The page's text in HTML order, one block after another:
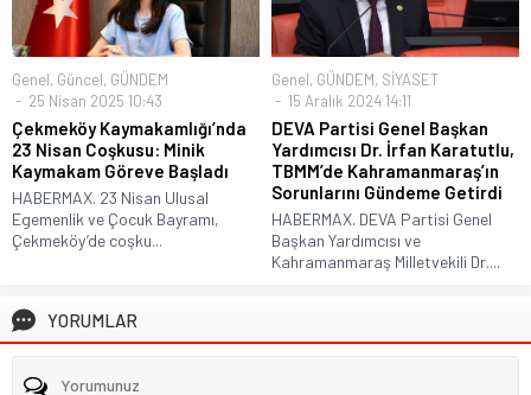
Genel, Güncel, GÜNDEM
25 Nisan 2025 10:43
Çekmeköy Kaymakamlığı’nda
23 Nisan Coşkusu: Minik
Kaymakam Göreve Başladı
HABERMAX. 23 Nisan Ulusal
Egemenlik ve Çocuk Bayramı,
Çekmeköy’de coşku...
Genel, GÜNDEM, SİYASET
15 Aralık 2024 14:11
DEVA Partisi Genel Başkan
Yardımcısı Dr. İrfan Karatutlu,
TBMM’de Kahramanmaraş’ın
Sorunlarını Gündeme Getirdi
HABERMAX. DEVA Partisi Genel
Başkan Yardımcısı ve
Kahramanmaraş Milletvekili Dr....
YORUMLAR